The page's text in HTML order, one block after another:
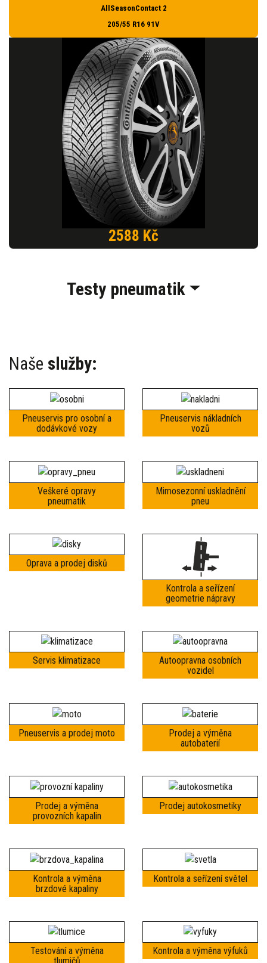
AllSeasonContact 2
205/55 R16 91V
2588 Kč
Testy pneumatik
Naše služby:
Pneuservis pro osobní a
dodávkové vozy
Pneuservis nákladních
vozů
Veškeré opravy
pneumatik
Mimosezonní uskladnění
pneu
Oprava a prodej disků
Kontrola a seřízení
geometrie nápravy
Servis klimatizace
Autoopravna osobních
vozidel
Pneuservis a prodej moto
Prodej a výměna
autobaterií
Prodej a výměna
provozních kapalin
Prodej autokosmetiky
Kontrola a výměna
brzdové kapaliny
Kontrola a seřízení světel
Testování a výměna
Kontrola a výměna výfuků